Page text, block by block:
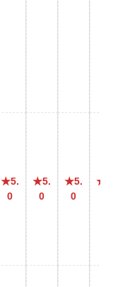
★5.
0
★5.
0
★5.
0